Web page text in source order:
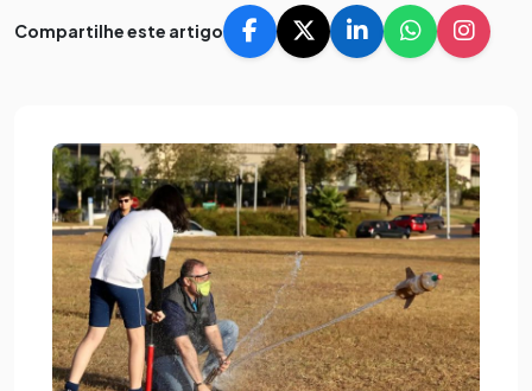
Compartilhe este artigo